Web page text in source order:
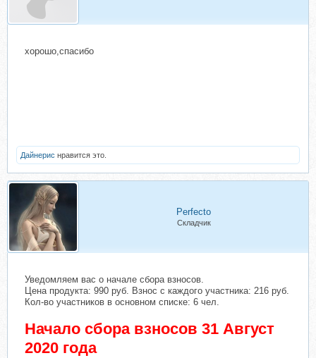
хорошо,спасибо
Дайнерис нравится это.
Perfecto
Складчик
Уведомляем вас о начале сбора взносов.
Цена продукта: 990 руб. Взнос с каждого участника: 216 руб.
Кол-во участников в основном списке: 6 чел.
Начало сбора взносов 31 Август
2020 года